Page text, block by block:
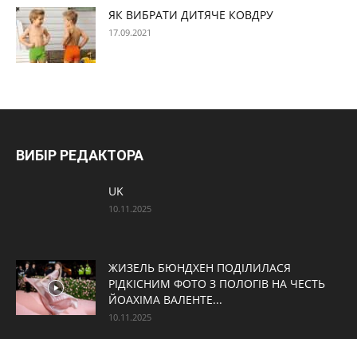
ЯК ВИБРАТИ ДИТЯЧЕ КОВДРУ
17.09.2021
ВИБІР РЕДАКТОРА
UK
10.11.2025
ЖИЗЕЛЬ БЮНДХЕН ПОДІЛИЛАСЯ
РІДКІСНИМ ФОТО З ПОЛОГІВ НА ЧЕСТЬ
ЙОАХІМА ВАЛЕНТЕ...
10.11.2025